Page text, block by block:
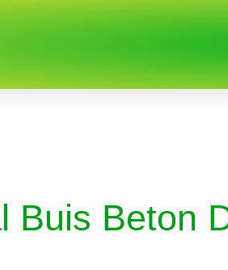
Buis Beton